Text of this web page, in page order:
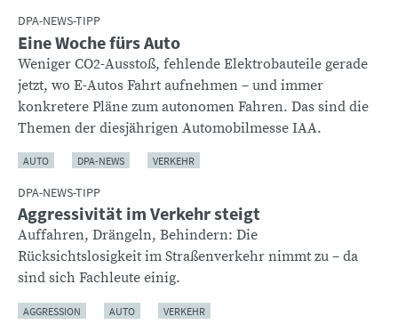
DPA-NEWS-TIPP
Eine Woche fürs Auto
Weniger CO2-Ausstoß, fehlende Elektrobauteile gerade
jetzt, wo E-Autos Fahrt aufnehmen – und immer
konkretere Pläne zum autonomen Fahren. Das sind die
Themen der diesjährigen Automobilmesse IAA.
AUTO DPA-NEWS VERKEHR
DPA-NEWS-TIPP
Aggressivität im Verkehr steigt
Auffahren, Drängeln, Behindern: Die
Rücksichtslosigkeit im Straßenverkehr nimmt zu – da
sind sich Fachleute einig.
AGGRESSION AUTO VERKEHR